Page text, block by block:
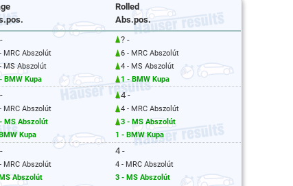
Rolled
Abs.pos.
MRC Abszolút
MS Abszolút
BMW Kupa
? -
6 - MRC Abszolút
4 - MS Abszolút
1 - BMW Kupa
MRC Abszolút
MS Abszolút
Kupa
4 -
4 - MRC Abszolút
3 - MS Abszolút
1 - BMW Kupa
MRC Abszolút
Abszolút
4 -
4 - MRC Abszolút
3 - MS Abszolút